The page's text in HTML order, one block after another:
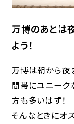
万博のあとは
よう！
万博は朝から夜
間帯にユニーク
方も多いはず！
そんなときにオ